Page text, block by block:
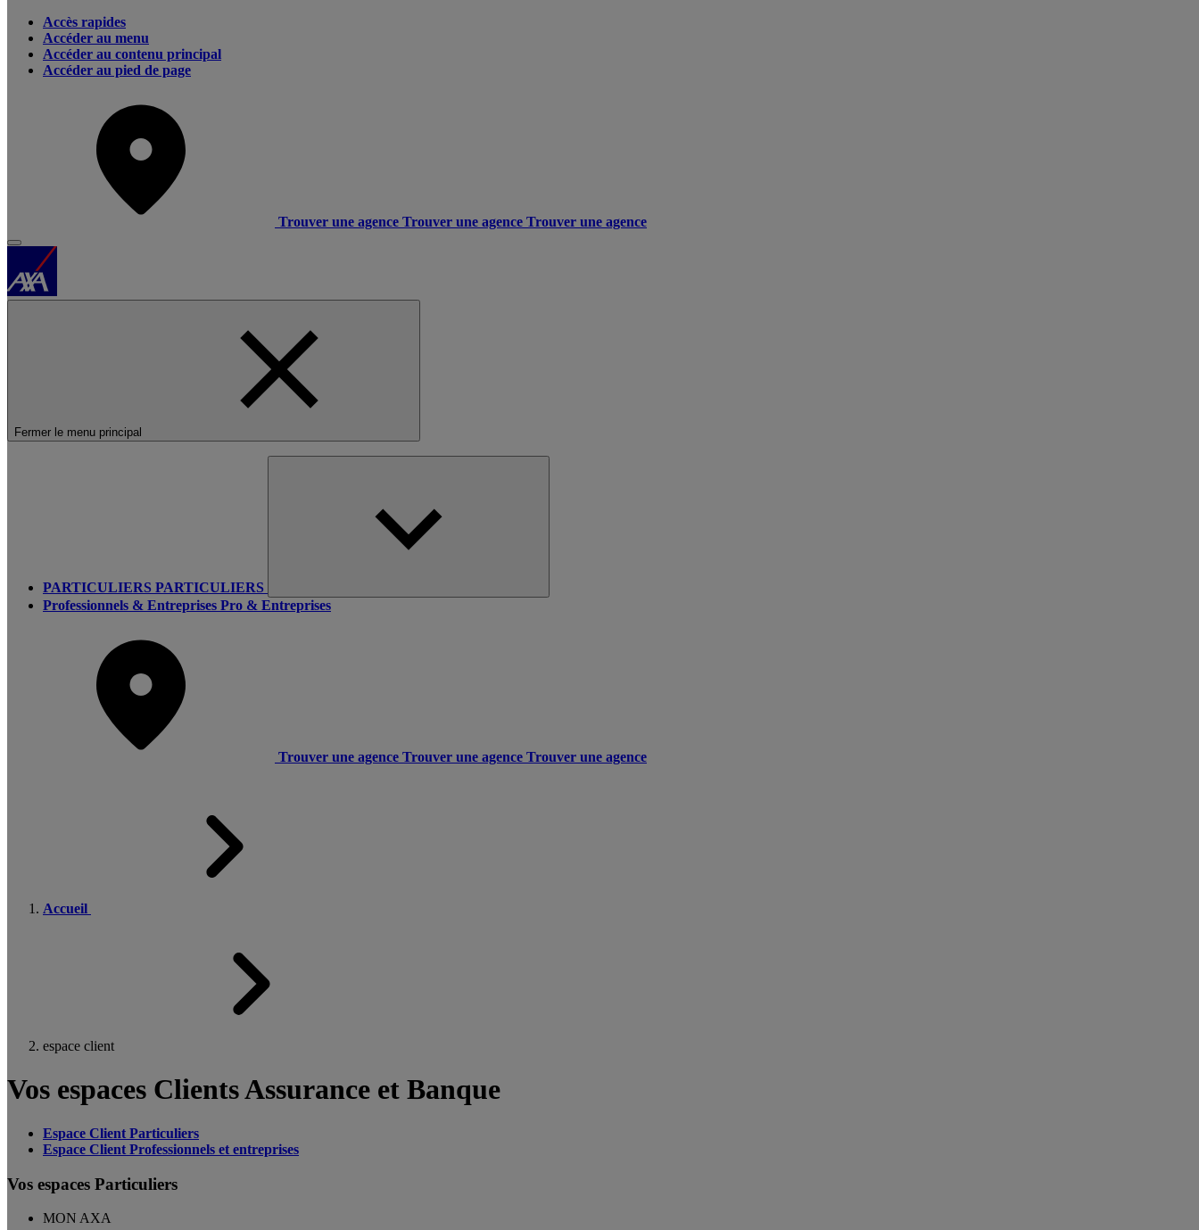
Accès rapides
Accéder au menu
Accéder au contenu principal
Accéder au pied de page
Trouver une agence Trouver une agence Trouver une agence
Fermer le menu principal
PARTICULIERS PARTICULIERS
Professionnels & Entreprises Pro & Entreprises
Trouver une agence Trouver une agence Trouver une agence
Accueil
espace client
Vos espaces Clients Assurance et Banque
Espace Client Particuliers
Espace Client Professionnels et entreprises
Vos espaces Particuliers
MON AXA